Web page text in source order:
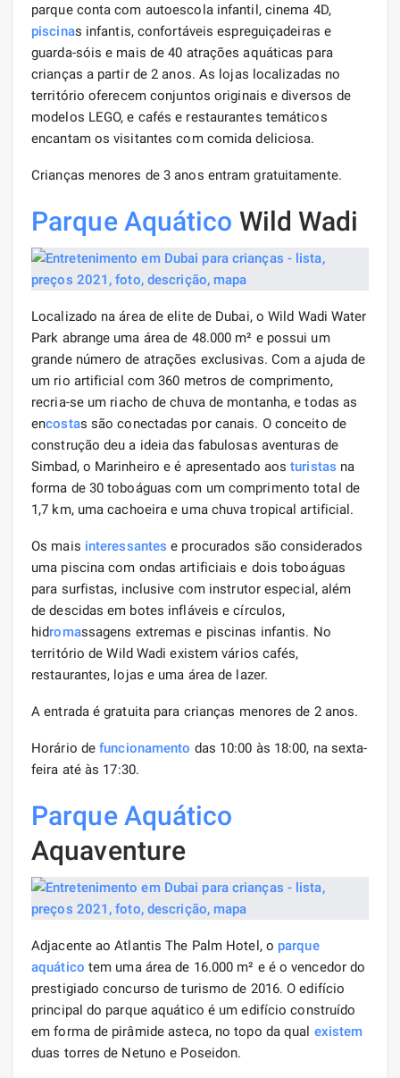
parque conta com autoescola infantil, cinema 4D,
piscinas infantis, confortáveis ​​espreguiçadeiras e
guarda-sóis e mais de 40 atrações aquáticas para
crianças a partir de 2 anos. As lojas localizadas no
território oferecem conjuntos originais e diversos de
modelos LEGO, e cafés e restaurantes temáticos
encantam os visitantes com comida deliciosa.
Crianças menores de 3 anos entram gratuitamente.
Parque Aquático Wild Wadi
Localizado na área de elite de Dubai, o Wild Wadi Water
Park abrange uma área de 48.000 m² e possui um
grande número de atrações exclusivas. Com a ajuda de
um rio artificial com 360 metros de comprimento,
recria-se um riacho de chuva de montanha, e todas as
encostas são conectadas por canais. O conceito de
construção deu a ideia das fabulosas aventuras de
Simbad, o Marinheiro e é apresentado aosturistas na
forma de 30 toboáguas com um comprimento total de
1,7 km, uma cachoeira e uma chuva tropical artificial.
Os mais interessantes e procurados são considerados
uma piscina com ondas artificiais e dois toboáguas
para surfistas, inclusive com instrutor especial, além
de descidas em botes infláveis ​​e círculos,
hidromassagens extremas e piscinas infantis. No
território de Wild Wadi existem vários cafés,
restaurantes, lojas e uma área de lazer.
A entrada é gratuita para crianças menores de 2 anos.
Horário defuncionamento das 10:00 às 18:00, na sexta-
feira até às 17:30.
Parque Aquático
Aquaventure
Adjacente ao Atlantis The Palm Hotel, o parque
aquático tem uma área de 16.000 m² e é o vencedor do
prestigiado concurso de turismo de 2016. O edifício
principal do parque aquático é um edifício construído
em forma de pirâmide asteca, no topo da qual existem
duas torres de Netuno e Poseidon.